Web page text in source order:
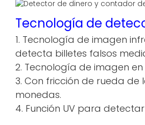
Tecnología de
1. Tecnología de imagen
detecta billetes falsos
2. Tecnología de imagen
3. Con fricción de rueda
monedas.
4. Función UV para